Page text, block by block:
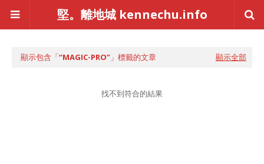
堅。離地城 kennechu.info
顯示包含「 MAGIC-PRO 」標籤的文章 顯示全部
找不到符合的結果